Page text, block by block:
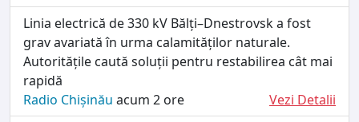
Linia electrică de 330 kV Bălți–Dnestrovsk a fost
grav avariată în urma calamităților naturale.
Autoritățile caută soluții pentru restabilirea cât mai
rapidă
Radio Chișinău acum 2 ore
Vezi Detalii